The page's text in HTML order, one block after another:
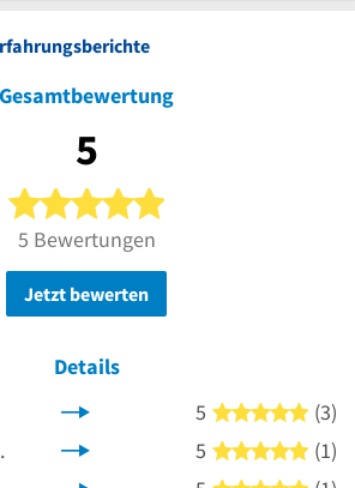
Gesamtbewertung
5
5 von 5 Sternen
5 Bewertungen
Jetzt bewerten
Details
5 5 von
(3)
5 5 von
(1)